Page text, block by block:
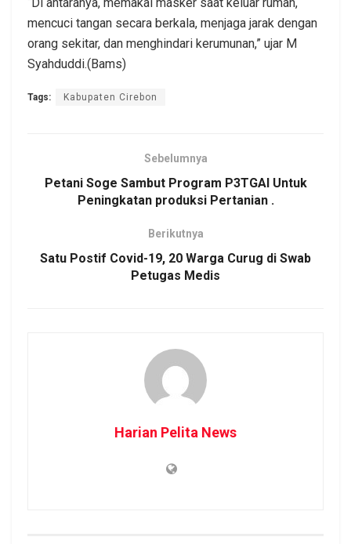
mencuci tangan secara berkala, menjaga jarak dengan
orang sekitar, dan menghindari kerumunan,” ujar M
Syahduddi.(Bams)
Tags: Kabupaten Cirebon
Sebelumnya
Petani Soge Sambut Program P3TGAI Untuk
Peningkatan produksi Pertanian .
Berikutnya
Satu Postif Covid-19, 20 Warga Curug di Swab
Petugas Medis
Harian Pelita News